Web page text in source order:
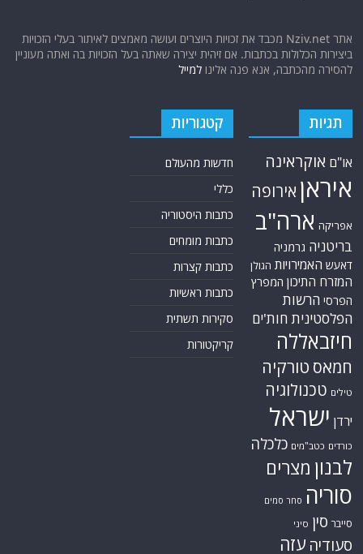
אתר Nziv.net מכבד את זכויות היוצרים ועושה מאמצים לאיתור בעלי הזכויות
ביצירות הכלולות בכתבות. אם זיהית יצירה שאתה בעל הזכויות בה ואתה מעוניין
להסירה מהכתבה, אנא פנה אלינולמייל
תגיות
או"ם אוקראינה
איראן אירופה
אפריקה ארה"ב
בריטניה גרמניה
דאעש האמירויות הגולן
המזרח התיכון המפרץ
הפרסי הרשות
הפלסטינית חות'ים
חיזבאללה
חמאס טורקיה
טילים טכנולוגיה
ירדן ישראל
כורדים כטב"מים כלכלה
לבנון מצרים
סוריה סחר סמים
סייבר סין סיני
סעודיה עזה
קטגוריות
חדשות מהעולם
כללי
כתבות היסטוריה
כתבות מומחים
כתבות קצרות
כתבות ראשיות
סקירות תשתית
קריקטורות